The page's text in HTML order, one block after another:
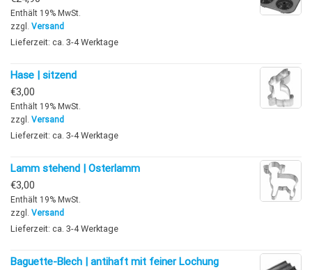
Enthält 19% MwSt.
zzgl. Versand
Lieferzeit: ca. 3-4 Werktage
Hase | sitzend
€3,00
Enthält 19% MwSt.
zzgl. Versand
Lieferzeit: ca. 3-4 Werktage
Lamm stehend | Osterlamm
€3,00
Enthält 19% MwSt.
zzgl. Versand
Lieferzeit: ca. 3-4 Werktage
Baguette-Blech | antihaft mit feiner Lochung